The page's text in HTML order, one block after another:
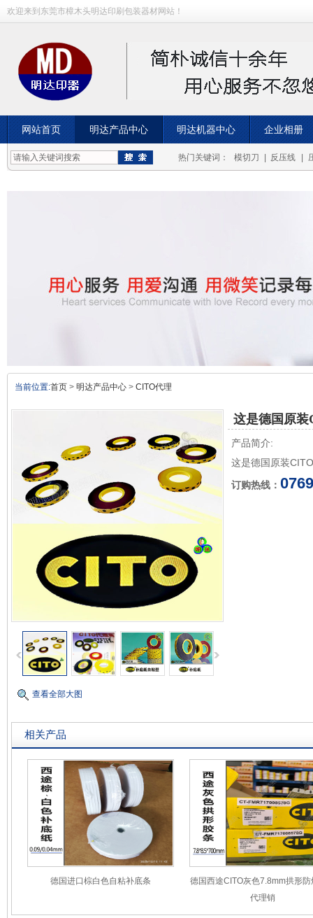
欢迎来到东莞市樟木头明达印刷包装器材网站！
网站首页 明达产品中心 明达机器中心 企业相册
成功案例 热门关键词： 模切刀 反压线
当前位置:首页 > 明达产品中心 > CITO代理
查看全部大图
这是德国原
产品简介:
这是德国原装
订购热线：
相关产品
德国进口棕白色自粘补底条
德国西途CITO灰色7.8mm拱形防
代理销